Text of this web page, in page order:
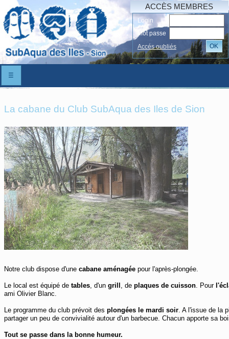
ACCÈS MEMBRES
Login
Mot passe
Accés oubliés
OK
☰
La cabane du Club SubAqua des Iles de Sion
Notre club dispose d'unecabane aménagée pour l'après-plongée.
Le local est équipé detables , d'ungrill , deplaques de cuisson . Pour
ami Olivier Blanc.
Le programme du club prévoit des plongées le mardi soir . A l'issue de la
partager un peu de convivialité autour d'un barbecue. Chacun apporte sa
Tout se passe dans la bonne humeur.